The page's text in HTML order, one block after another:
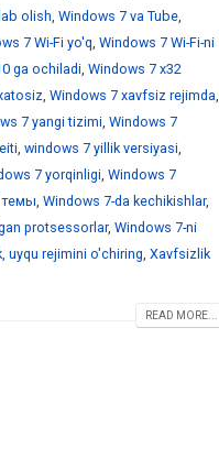
olish, Windows 7 va Tube,
7 Wi-Fi yo'q, Windows 7 Wi-Fi-ni
ga ochiladi, Windows 7 x32
, Windows 7 xavfsiz rejimda,
7 yangi tizimi, Windows 7
, windows 7 yillik versiyasi,
7 yorqinligi, Windows 7
темы, Windows 7-da kechikishlar,
protsessorlar, Windows 7-ni
uyqu rejimini o'chiring, Xavfsizlik
READ MORE...